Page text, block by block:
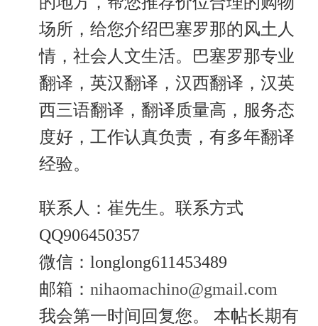
场所，给您介绍巴塞罗那的风土人
情，社会人文生活。巴塞罗那专业
翻译，英汉翻译，汉西翻译，汉英
西三语翻译，翻译质量高，服务态
度好，工作认真负责，有多年翻译
经验。
联系人：崔先生。联系方式
QQ906450357
微信：longlong611453489
邮箱： nihaomachino@gmail.com
我会第一时间回复您。 本帖长期有